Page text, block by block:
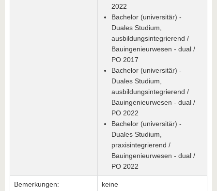
2022
Bachelor (universitär) -
Duales Studium,
ausbildungsintegrierend /
Bauingenieurwesen - dual /
PO 2017
Bachelor (universitär) -
Duales Studium,
ausbildungsintegrierend /
Bauingenieurwesen - dual /
PO 2022
Bachelor (universitär) -
Duales Studium,
praxisintegrierend /
Bauingenieurwesen - dual /
PO 2022
Bemerkungen: keine